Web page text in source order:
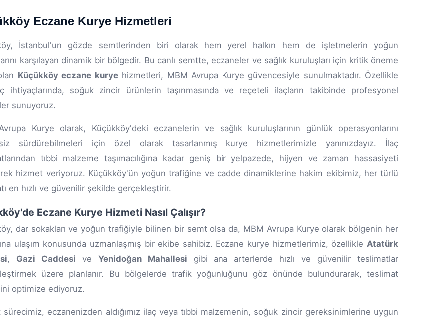
Eczane Kurye Hizmetleri
İstanbul'un gözde semtlerinden biri olarak hem yerel halkın hem de işletmelerin yoğun
karşılayan dinamik bir bölgedir. Bu canlı semtte, eczaneler ve sağlık kuruluşları için kritik öneme
Küçükköy eczane kuryehizmetleri, MBM Avrupa Kurye güvencesiyle sunulmaktadır. Özellikle
ihtiyaçlarında, soğuk zincir ürünlerin taşınmasında ve reçeteli ilaçların takibinde profesyonel
sunuyoruz.
Kurye olarak, Küçükköy'deki eczanelerin ve sağlık kuruluşlarının günlük operasyonlarını
sürdürebilmeleri için özel olarak tasarlanmış kurye hizmetlerimizle yanınızdayız. İlaç
tıbbi malzeme taşımacılığına kadar geniş bir yelpazede, hijyen ve zaman hassasiyeti
hizmet veriyoruz. Küçükköy'ün yoğun trafiğine ve cadde dinamiklerine hakim ekibimiz, her türlü
en hızlı ve güvenilir şekilde gerçekleştirir.
Eczane Kurye Hizmeti Nasıl Çalışır?
dar sokakları ve yoğun trafiğiyle bilinen bir semt olsa da, MBM Avrupa Kurye olarak bölgenin her
ulaşım konusunda uzmanlaşmış bir ekibe sahibiz. Eczane kurye hizmetlerimiz, özellikle Atatürk
, Gazi Caddesi ve Yenidoğan Mahallesi gibi ana arterlerde hızlı ve güvenilir teslimatlar
üzere planlanır. Bu bölgelerde trafik yoğunluğunu göz önünde bulundurarak, teslimat
optimize ediyoruz.
sürecimiz, eczanenizden aldığımız ilaç veya tıbbi malzemenin, soğuk zincir gereksinimlerine uygun